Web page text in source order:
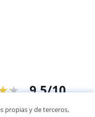
9,5/10
alumnos
propias y de terceros,